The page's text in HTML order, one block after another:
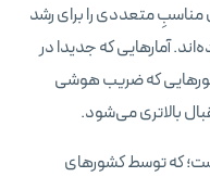
مناسبِ متعددی را برای رشد
آمارهایی که جدیدا در
که ضریب هوشی
بالاتری می‌شود.
که توسط کشورهای